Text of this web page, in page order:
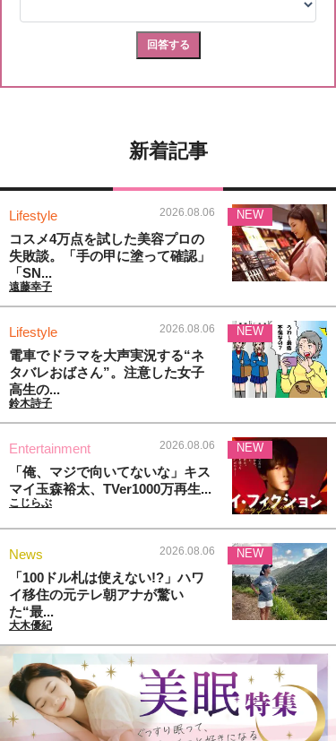
新着記事
Lifestyle 2026.08.06
コスメ4万点を試した美容プロの
失敗談。「手の甲に塗って確認」
「SN...
遠藤幸子
NEW
Lifestyle 2026.08.06
電車でドラマを大声実況する“ネ
タバレおばさん”。注意した女子
高生の...
鈴木詩子
NEW
Entertainment 2026.08.06
「俺、マジで向いてないな」キス
マイ玉森裕太、TVer1000万再生...
こじらぶ
NEW
News 2026.08.06
「100ドル札は使えない!?」ハワ
イ移住の元テレ朝アナが驚い
た“最...
大木優紀
NEW